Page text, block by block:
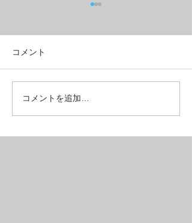
フルリジッドMTB？グラ
ベルクロス？
コメント
コメントを追加…